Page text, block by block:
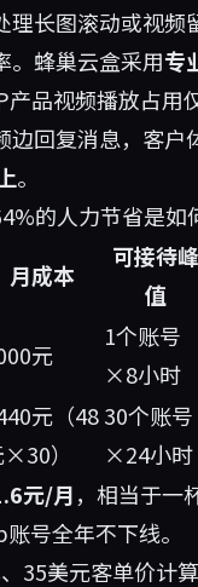
理长图滚动或视频
。蜂巢云盒采用专
产品视频播放占用
回复消息，客户
。
的人力节省是如
月成本
可接待峰
值
元
1个账号
×8小时
元（48
）
30个账号
×24小时
元/月，相当于一
号全年不下线。
35美元客单价计算